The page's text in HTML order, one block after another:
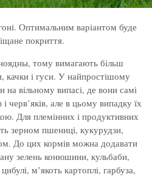
Оптимальним варіантом буде
покриття.
тому вимагають більш
качки і гуси. У найпростішому
вільному випасі, де вони самі
черв’яків, але в цьому випадку їх
Для племінних і продуктивних
зерном пшениці, кукурудзи,
До цих кормів можна додавати
зелень конюшини, кульбаби,
м’якоть картоплі, гарбуза,